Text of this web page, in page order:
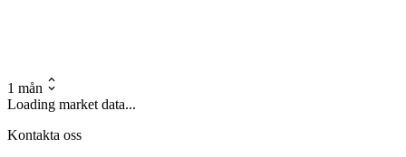
1 mån
Loading market data...
Kontakta oss